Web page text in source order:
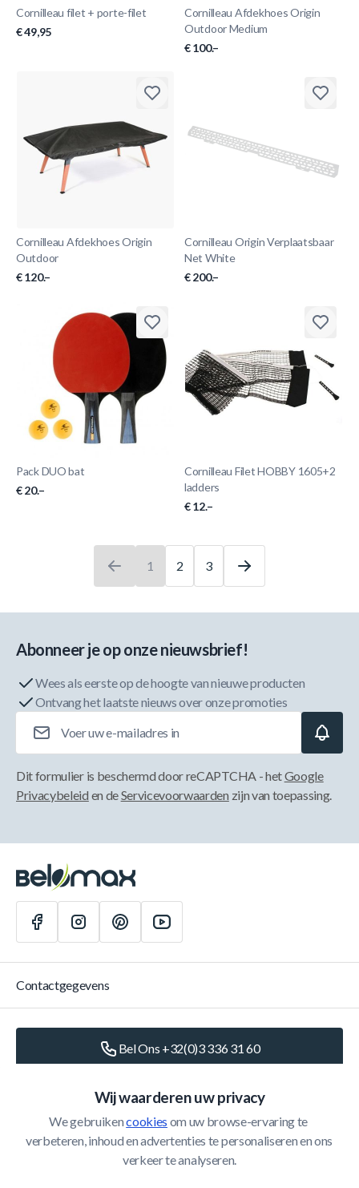
Cornilleau filet + porte-filet
€ 49,95
Cornilleau Afdekhoes Origin
Outdoor Medium
€ 100.–
Cornilleau Afdekhoes Origin
Outdoor
€ 120.–
Cornilleau Origin Verplaatsbaar
Net White
€ 200.–
Pack DUO bat
€ 20.–
Cornilleau Filet HOBBY 1605+2
ladders
€ 12.–
U leest momenteel pagina
1
Pagina
2
Pagina
3
Wij waarderen uw privacy
We gebruiken cookies om uw browse-ervaring te
verbeteren, inhoud en advertenties te personaliseren en ons
verkeer te analyseren.
Abonneer je op onze nieuwsbrief!
Wees als eerste op de hoogte van nieuwe producten
Ontvang het laatste nieuws over onze promoties
Dit formulier is beschermd door reCAPTCHA - hetGoogle
Privacybeleid en deServicevoorwaarden zijn van toepassing.
Contactgegevens
Bel Ons +32(0)3 336 31 60
Schrijf Ons info@belomax.com
Routebeschrijving naar de Belomax